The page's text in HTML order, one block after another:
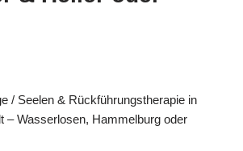
/ Seelen & Rückführungstherapie in
– Wasserlosen, Hammelburg oder